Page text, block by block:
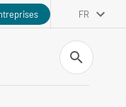
FR
Recherche